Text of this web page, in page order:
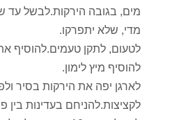
מים, בגובה הירקות.לבשל עד
מדי, שלא יתפרקו.
לטעום, לתקן טעמים.להוסיף
להוסיף מיץ לימון.
לארגן יפה את הירקות בסיר
לקציצות.להניחם בעדינות בין